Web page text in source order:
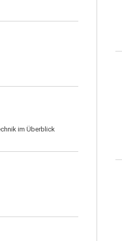
im Überblick